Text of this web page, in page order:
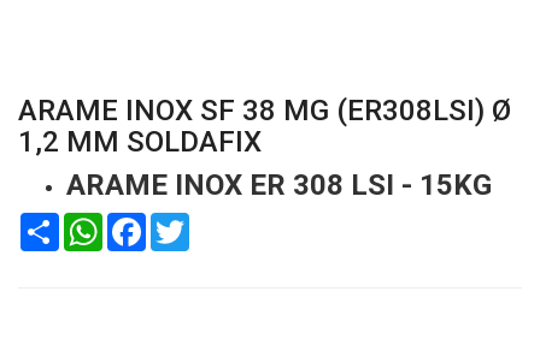
ARAME INOX SF 38 MG (ER308LSI) Ø
1,2 MM SOLDAFIX
ARAME INOX ER 308 LSI - 15KG
Compartilhar
WhatsAppFacebook
Twitter